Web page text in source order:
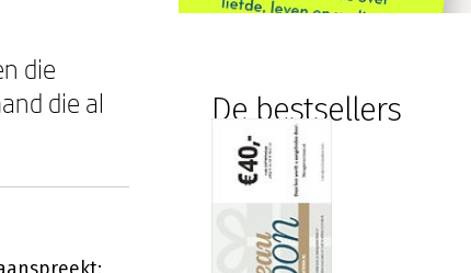
die
die al
De bestsellers